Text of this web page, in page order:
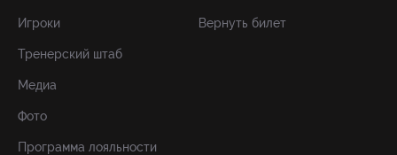
Игроки
Тренерский штаб
Медиа
Фото
Программа лояльности
Вернуть билет